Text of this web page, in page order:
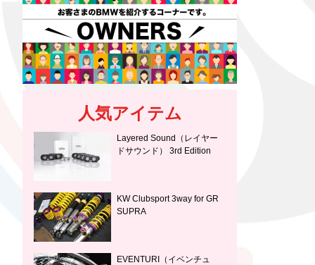
人気アイテム
Layered Sound（レイヤー
ドサウンド） 3rd Edition
KW Clubsport 3way for GR
SUPRA
EVENTURI（イベンチュ